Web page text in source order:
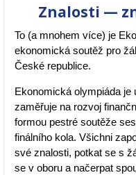
Znalosti —
To (a mnohem více) je
ekonomická soutěž pro
České republice.
Ekonomická olympiáda
zaměřuje na rozvoj
formou pestré soutěže
finálního kola. Všichni
své znalosti, potkat se s
se v oboru a načerpat